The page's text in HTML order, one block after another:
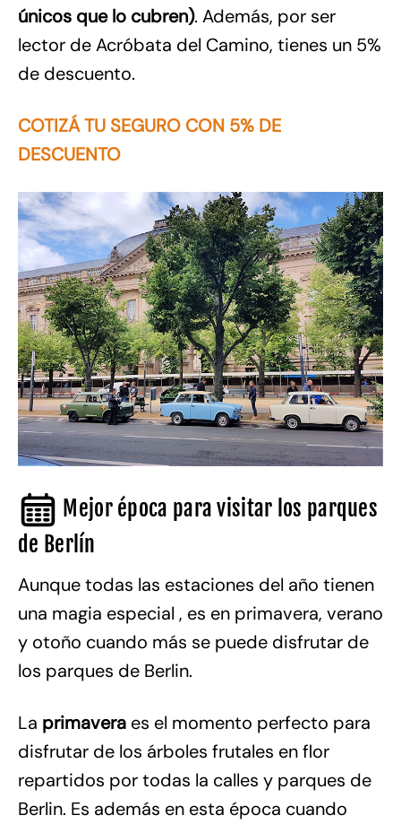
únicos que lo cubren). Además, por ser
lector de Acróbata del Camino, tienes un 5%
de descuento.
COTIZÁ TU SEGURO CON 5% DE
DESCUENTO
Mejor época para visitar los parques
de Berlín
Aunque todas las estaciones del año tienen
una magia especial , es en primavera, verano
y otoño cuando más se puede disfrutar de
los parques de Berlin.
La primavera es el momento perfecto para
disfrutar de los árboles frutales en flor
repartidos por todas la calles y parques de
Berlin. Es además en esta época cuando